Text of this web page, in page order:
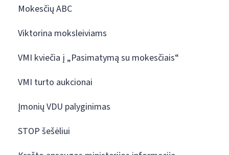
Mokesčių ABC
Viktorina moksleiviams
VMI kviečia į „Pasimatymą su mokesčiais“
VMI turto aukcionai
Įmonių VDU palyginimas
STOP šešėliui